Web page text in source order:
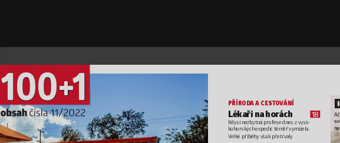
obsah čísla 11/2022
100+1 PŘÍRODA A CESTOVÁNÍ
Lékaři na horách 18
Kdysi nezbytná profese dnes z vyso-
kohorských expedic téměř vymizela.
Velké příběhy však přetrvaly